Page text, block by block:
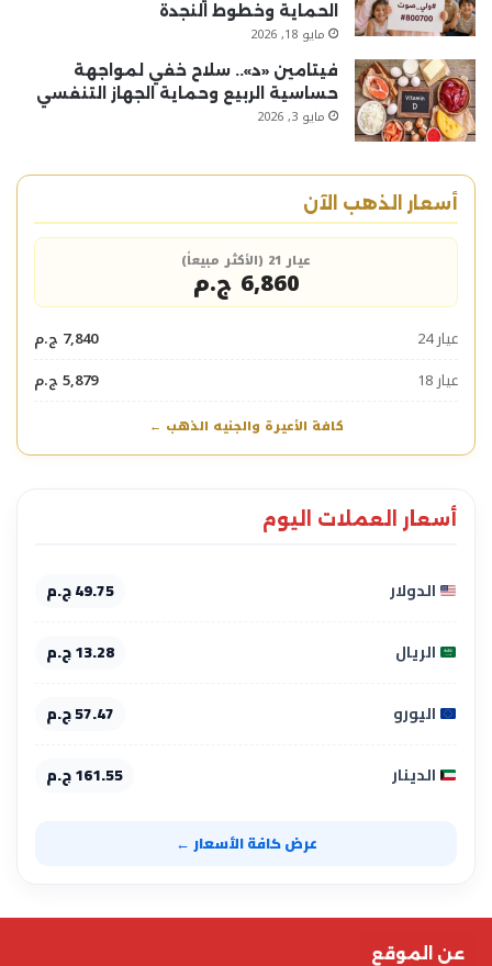
الحماية وخطوط النجدة
مايو 18, 2026
فيتامين «د».. سلاح خفي لمواجهة
حساسية الربيع وحماية الجهاز التنفسي
مايو 3, 2026
أسعار الذهب الآن
عيار 21 (الأكثر مبيعاً)
6,860 ج.م
عيار 24
7,840 ج.م
عيار 18
5,879 ج.م
كافة الأعيرة والجنيه الذهب ←
أسعار العملات اليوم
الدولار 49.75 ج.م
الريال 13.28 ج.م
اليورو 57.47 ج.م
الدينار 161.55 ج.م
عرض كافة الأسعار ←
عن الموقع